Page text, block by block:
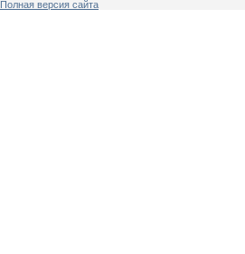
Полная версия сайта